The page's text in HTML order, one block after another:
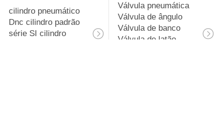
cilindro pneumático
Dnc cilindro padrão
série SI cilindro
Válvula pneumática
Válvula de ângulo
Válvula de banco
Válvula de latão